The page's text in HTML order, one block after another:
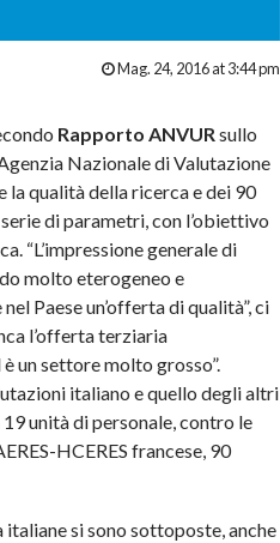
Mag. 24, 2016 at 3:44 pm
Rapporto ANVURsullo
Nazionale di Valutazione
la qualità della ricerca e dei 90
di parametri, con l’obiettivo
“L’impressione generale di
molto eterogeneo e
Paese un’offerta di qualità”, ci
l’offerta terziaria
un settore molto grosso”.
italiano e quello degli altri
unità di personale, contro le
HCERES francese, 90
italiane si sono sottoposte, anche